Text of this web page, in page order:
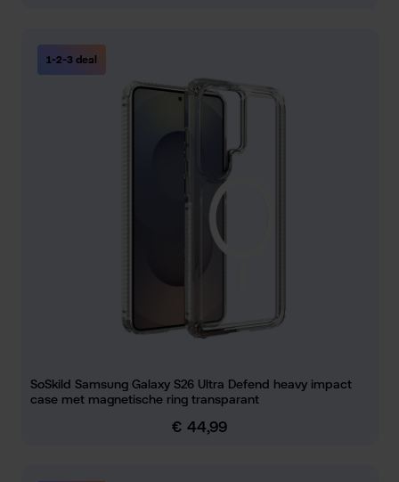
1-2-3 deal
SoSkild Samsung Galaxy S26 Ultra Defend heavy impact
case met magnetische ring transparant
Normale prijs:
€ 44,99